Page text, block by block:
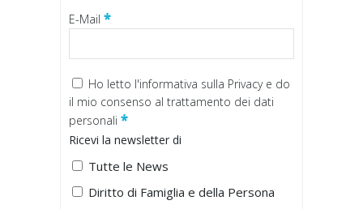
E-Mail *
Ho letto l'informativa sulla Privacy e do
il mio consenso al trattamento dei dati
personali *
Ricevi la newsletter di
Tutte le News
Diritto di Famiglia e della Persona